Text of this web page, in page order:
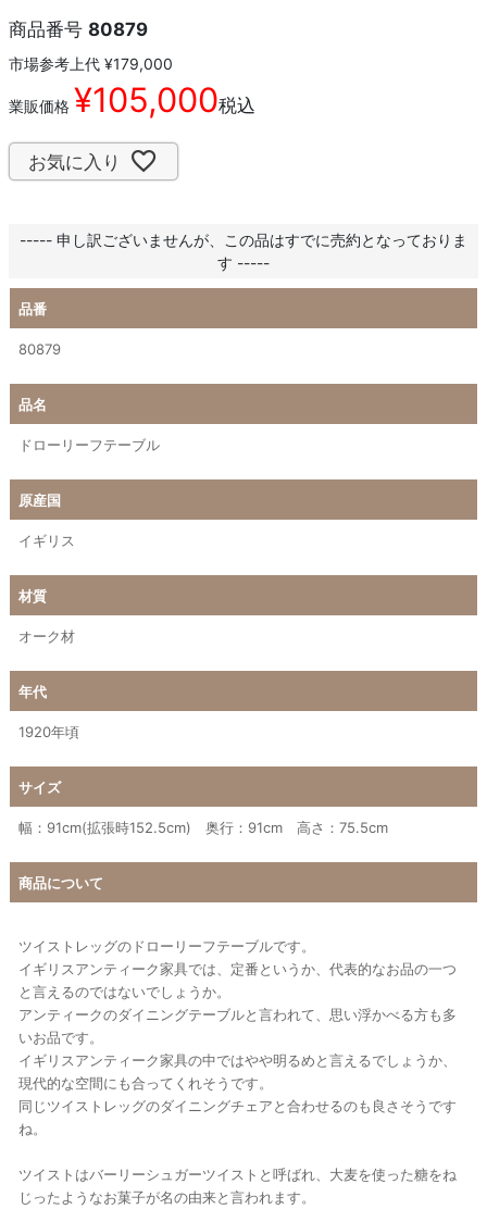
商品番号 80879
市場参考上代 ¥179,000
業販価格 ¥105,000税込
お気に入り
----- 申し訳ございませんが、この品はすでに売約となっておりま
す -----
品番
80879
品名
ドローリーフテーブル
原産国
イギリス
材質
オーク材
年代
1920年頃
サイズ
幅：91cm(拡張時152.5cm) 奥行：91cm 高さ：75.5cm
商品について
ツイストレッグのドローリーフテーブルです。
イギリスアンティーク家具では、定番というか、代表的なお品の一つ
と言えるのではないでしょうか。
アンティークのダイニングテーブルと言われて、思い浮かべる方も多
いお品です。
イギリスアンティーク家具の中ではやや明るめと言えるでしょうか、
現代的な空間にも合ってくれそうです。
同じツイストレッグのダイニングチェアと合わせるのも良さそうです
ね。
ツイストはバーリーシュガーツイストと呼ばれ、大麦を使った糖をね
じったようなお菓子が名の由来と言われます。